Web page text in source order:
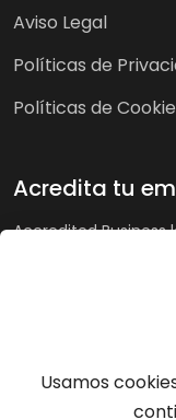
Aviso Legal
Políticas de
Políticas de
Acredita tu
Accredited
calidad. A su vez,
de sus clientes de
servicio a los
Usamos